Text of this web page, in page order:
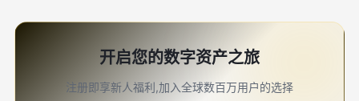
开启您的数字资产之旅
注册即享新人福利,加入全球数百万用户的选择